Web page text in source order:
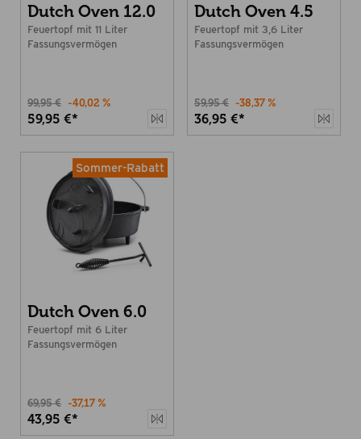
Dutch Oven 12.0
Feuertopf mit 11 Liter
Fassungsvermögen
59,95 €*
99,95 € -40,02 %
Dutch Oven 4.5
Feuertopf mit 3,6 Liter
Fassungsvermögen
36,95 €*
59,95 € -38,37 %
Sommer-Rabatt
Dutch Oven 6.0
Feuertopf mit 6 Liter
Fassungsvermögen
43,95 €*
69,95 € -37,17 %